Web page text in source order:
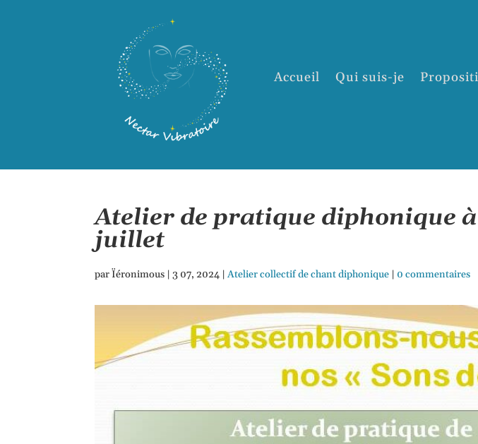
Accueil Qui suis-je
Atelier de pratique diphonique
juillet
parÏéronimous |3 07, 2024 |Atelier collectif de chant diphonique | 0 commentaires